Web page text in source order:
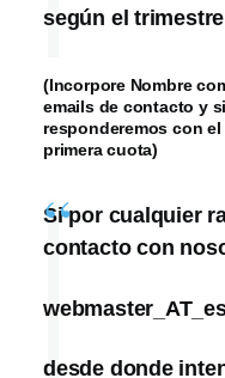
según el
(Incorpore Nombre
emails de contacto y
responderemos con
primera cuota)
Si por cualquier
contacto con
desde donde